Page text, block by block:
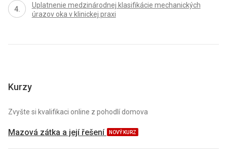
Uplatnenie medzinárodnej klasifikácie mechanických
úrazov oka v klinickej praxi
Kurzy
Zvyšte si kvalifikaci online z pohodlí domova
Mazová zátka a její řešení NOVÝ KURZ